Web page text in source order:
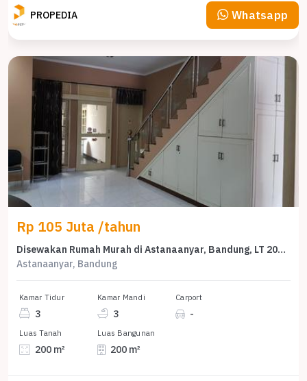
PROPEDIA Whatsapp
Rp 105 Juta /tahun
Disewakan Rumah Murah di Astanaanyar, Bandung, LT 200m²
Astanaanyar, Bandung
Kamar Tidur
3
Kamar Mandi
3
Carport
-
Luas Tanah
200 m²
Luas Bangunan
200 m²